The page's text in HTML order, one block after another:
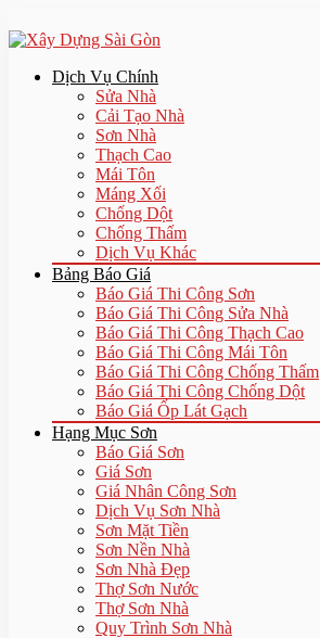
Dịch Vụ Chính
Sửa Nhà
Cải Tạo Nhà
Sơn Nhà
Thạch Cao
Mái Tôn
Máng Xối
Chống Dột
Chống Thấm
Dịch Vụ Khác
Bảng Báo Giá
Báo Giá Thi Công Sơn
Báo Giá Thi Công Sửa Nhà
Báo Giá Thi Công Thạch Cao
Báo Giá Thi Công Mái Tôn
Báo Giá Thi Công Chống Thấm
Báo Giá Thi Công Chống Dột
Báo Giá Ốp Lát Gạch
Hạng Mục Sơn
Báo Giá Sơn
Giá Sơn
Giá Nhân Công Sơn
Dịch Vụ Sơn Nhà
Sơn Mặt Tiền
Sơn Nền Nhà
Sơn Nhà Đẹp
Thợ Sơn Nước
Thợ Sơn Nhà
Quy Trình Sơn Nhà